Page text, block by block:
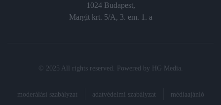
1024 Budapest,
Margit krt. 5/A, 3. em. 1. a
© 2025 All rights reserved. Powered by HG Media
moderálási szabályzat adatvédelmi szabályzat médiaajánló